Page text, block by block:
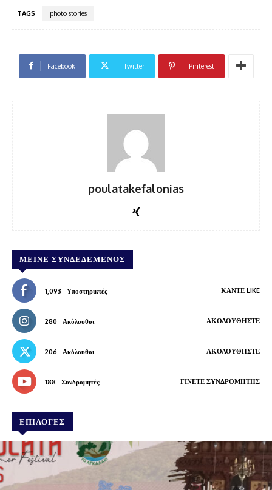
TAGS photo stories
Facebook Twitter Pinterest
poulatakefalonias
ΜΕΊΝΕ ΣΥΝΔΕΔΕΜΈΝΟΣ
1,093 Υποστηρικτές ΚΆΝΤΕ LIKE
280 Ακόλουθοι ΑΚΟΛΟΥΘΉΣΤΕ
206 Ακόλουθοι ΑΚΟΛΟΥΘΉΣΤΕ
188 Συνδρομητές ΓΊΝΕΤΕ ΣΥΝΔΡΟΜΗΤΉΣ
ΕΠΙΛΟΓΕΣ